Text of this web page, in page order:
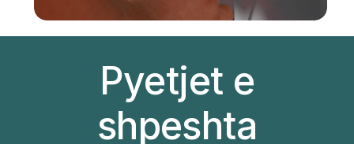
Pyetjet e
shpeshta